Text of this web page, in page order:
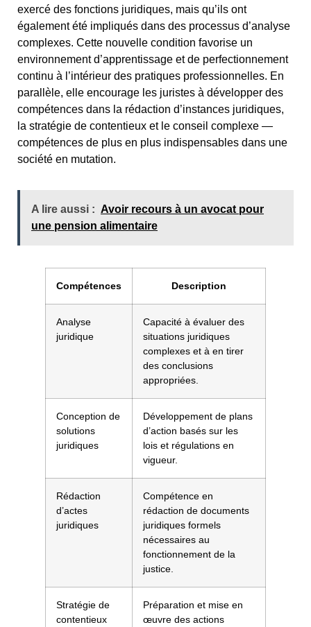
exercé des fonctions juridiques, mais qu’ils ont
également été impliqués dans des processus d’analyse
complexes. Cette nouvelle condition favorise un
environnement d’apprentissage et de perfectionnement
continu à l’intérieur des pratiques professionnelles. En
parallèle, elle encourage les juristes à développer des
compétences dans la rédaction d’instances juridiques,
la stratégie de contentieux et le conseil complexe —
compétences de plus en plus indispensables dans une
société en mutation.
A lire aussi : Avoir recours à un avocat pour
une pension alimentaire
Compétences Description
Analyse
juridique
Capacité à évaluer des
situations juridiques
complexes et à en tirer
des conclusions
appropriées.
Conception de
solutions
juridiques
Développement de plans
d’action basés sur les
lois et régulations en
vigueur.
Rédaction
d’actes
juridiques
Compétence en
rédaction de documents
juridiques formels
nécessaires au
fonctionnement de la
justice.
Stratégie de
contentieux
Préparation et mise en
œuvre des actions